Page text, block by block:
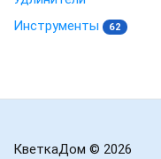
Инструменты
62
КветкаДом © 2026